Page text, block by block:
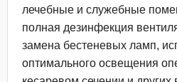
лечебные и служебные
полная дезинфекция
замена бестеневых ламп,
оптимального освещения